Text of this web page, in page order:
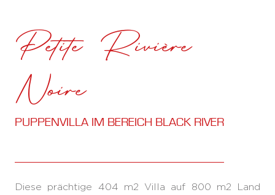
Petite Rivière
Noire
PUPPENVILLA IM BEREICH BLACK RIVER
Diese prächtige 404 m2 Villa auf 800 m2 Land